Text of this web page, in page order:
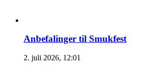
Anbefalinger til Smukfest
2. juli 2026, 12:01